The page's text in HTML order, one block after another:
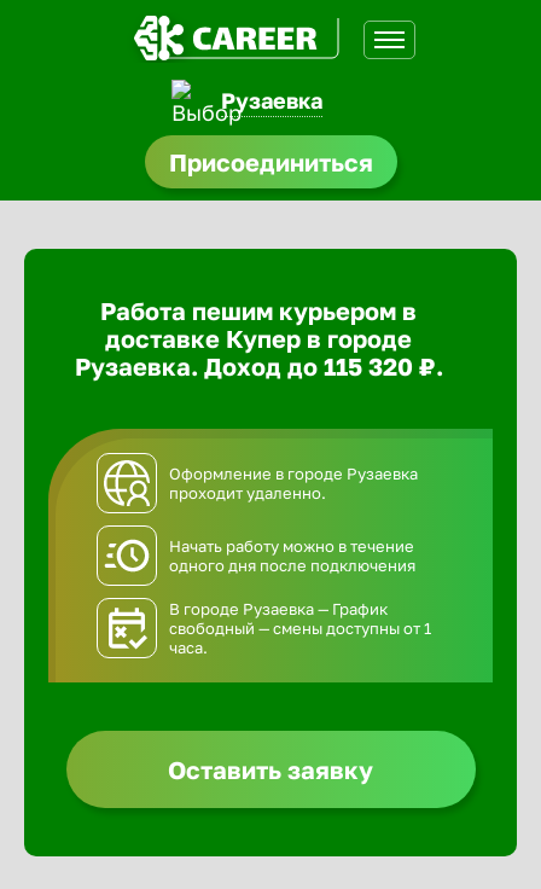
Рузаевка
Присоединиться
Работа пешим курьером в
доставке Купер в городе
Рузаевка. Доход до 115 320 ₽.
Оформление в городе Рузаевка
проходит удаленно.
Начать работу можно в течение
одного дня после подключения
В городе Рузаевка — График
свободный — смены доступны от 1
часа.
Оставить заявку